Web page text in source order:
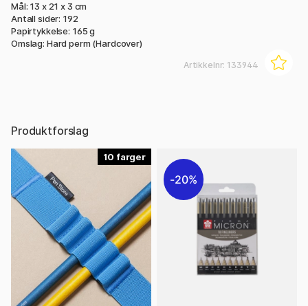
Mål: 13 x 21 x 3 cm
Antall sider: 192
Papirtykkelse: 165 g
Omslag: Hard perm (Hardcover)
Artikkelnr: 133944
Produktforslag
10
20%